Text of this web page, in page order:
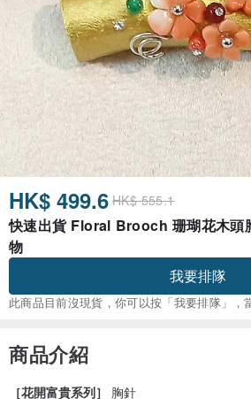
HK$ 499.6 HK$ 555.1
快速出貨 Floral Brooch 珊瑚花木頭
物
我要排隊
此商品目前沒現貨，你可以按「我要排隊」，
商品介紹
［花開富貴系列］
胸針